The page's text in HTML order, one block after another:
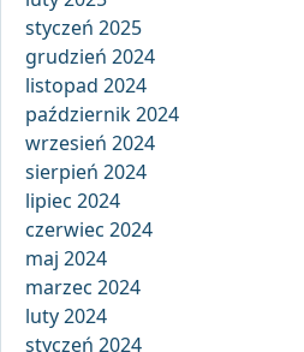
styczeń 2025
grudzień 2024
listopad 2024
październik 2024
wrzesień 2024
sierpień 2024
lipiec 2024
czerwiec 2024
maj 2024
marzec 2024
luty 2024
styczeń 2024